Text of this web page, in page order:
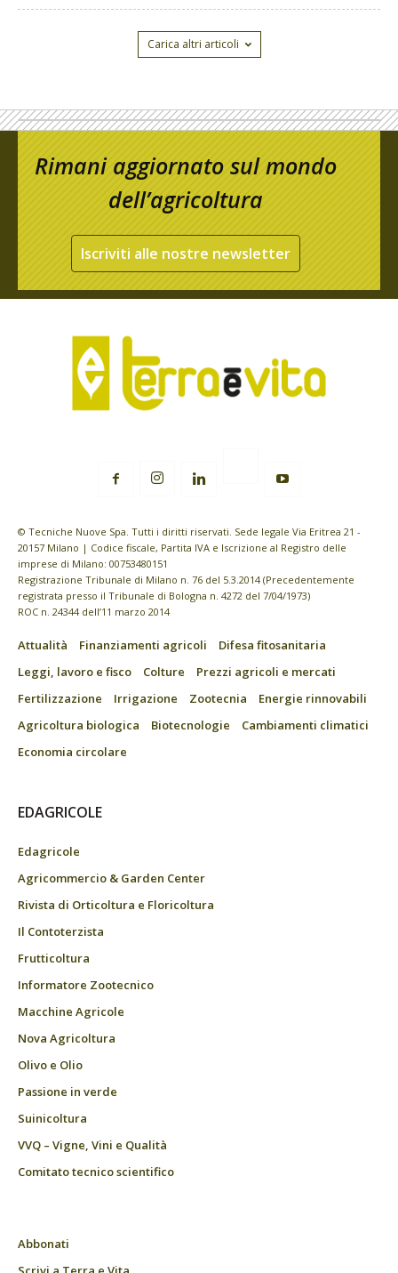
Carica altri articoli
Rimani aggiornato sul mondo
dell’agricoltura
Iscriviti alle nostre newsletter
© Tecniche Nuove Spa. Tutti i diritti riservati. Sede legale Via Eritrea 21 -
20157 Milano | Codice fiscale, Partita IVA e Iscrizione al Registro delle
imprese di Milano: 00753480151
Registrazione Tribunale di Milano n. 76 del 5.3.2014 (Precedentemente
registrata presso il Tribunale di Bologna n. 4272 del 7/04/1973)
ROC n. 24344 dell’11 marzo 2014
Attualità Finanziamenti agricoli
Difesa fitosanitaria
Leggi, lavoro e fisco
Colture
Prezzi agricoli e mercati
Fertilizzazione
Irrigazione Zootecnia
Energie rinnovabili
Agricoltura biologica
Biotecnologie
Cambiamenti climatici
Economia circolare
EDAGRICOLE
Edagricole
Agricommercio & Garden Center
Rivista di Orticoltura e Floricoltura
Il Contoterzista
Frutticoltura
Informatore Zootecnico
Macchine Agricole
Nova Agricoltura
Olivo e Olio
Passione in verde
Suinicoltura
VVQ – Vigne, Vini e Qualità
Comitato tecnico scientifico
Abbonati